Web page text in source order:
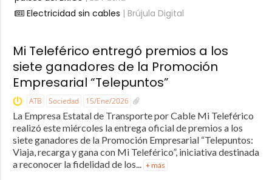
Electricidad sin cables | Brújula Digital
Mi Teleférico entregó premios a los
siete ganadores de la Promoción
Empresarial “Telepuntos”
ATB Sociedad 15/Ene/2026
La Empresa Estatal de Transporte por Cable Mi Teleférico
realizó este miércoles la entrega oficial de premios a los
siete ganadores de la Promoción Empresarial “Telepuntos:
Viaja, recarga y gana con Mi Teleférico”, iniciativa destinada
a reconocer la fidelidad de los... + más